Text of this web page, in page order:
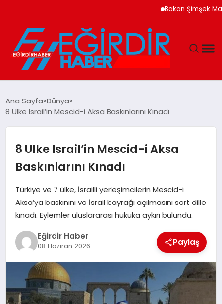
Bakan Şimşek
EKONOMI
GÜNDEM
MAGAZIN
SIYASET
SPOR
TEKNOLOJI
YAŞAM
Ana Sayfa Dünya
8 Ulke Israil’in Mescid-i Aksa Baskınlarını Kınadı
8 Ulke Israil’in Mescid-i Aksa
Baskınlarını Kınadı
Türkiye ve 7 ülke, İsrailli yerleşimcilerin Mescid-i
Aksa’ya baskınını ve İsrail bayrağı açılmasını sert dille
kınadı. Eylemler uluslararası hukuka aykırı bulundu.
Eğirdir Haber
08 Haziran 2026 Paylaş